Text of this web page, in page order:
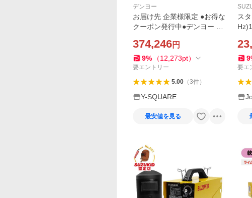
デンヨー
お届け先 企業様限定 ●お得な
クーポン発行中●デンヨー 防
0ES2 (発電機兼用型/セル式)
GAW190ES2 発電機 溶接機
GAW190ES2
374,246円
9% （12,273pt）
要エントリー
5.00（3件）
Y-SQUARE
最安値を見る
ス
タ
KID
22
9
要エ